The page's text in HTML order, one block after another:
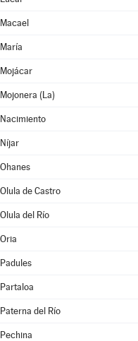
Macael
María
Mojácar
Mojonera (La)
Nacimiento
Níjar
Ohanes
Olula de Castro
Olula del Río
Oria
Padules
Partaloa
Paterna del Río
Pechina